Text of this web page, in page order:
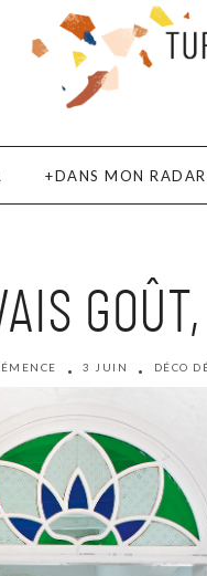
DANS MON RADAR
3 JUIN DÉCO